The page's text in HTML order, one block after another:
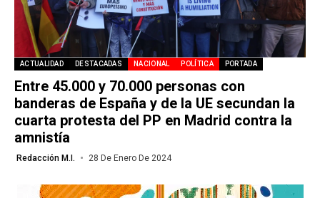
ACTUALIDAD DESTACADAS NACIONAL POLÍTICA PORTADA
Entre 45.000 y 70.000 personas con
banderas de España y de la UE secundan la
cuarta protesta del PP en Madrid contra la
amnistía
Redacción M.I. 28 De Enero De 2024